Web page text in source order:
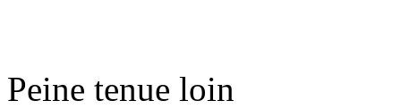
Peine tenue loin